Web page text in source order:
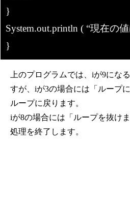
}
System.out.println ( “現在の
}
上のプログラムでは、iが9にな
すが、iが3の場合には「ループ
ループに戻ります。
iが8の場合には「ループを抜け
処理を終了します。